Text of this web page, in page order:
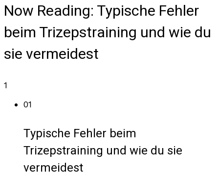
Now Reading: Typische Fehler
beim Trizepstraining und wie du
sie vermeidest
1
01
Typische Fehler beim
Trizepstraining und wie du sie
vermeidest